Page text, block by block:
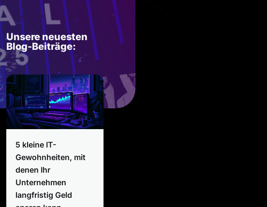
Unsere neuesten
Blog-Beiträge:
5 kleine IT-
Gewohnheiten, mit
denen Ihr
Unternehmen
langfristig Geld